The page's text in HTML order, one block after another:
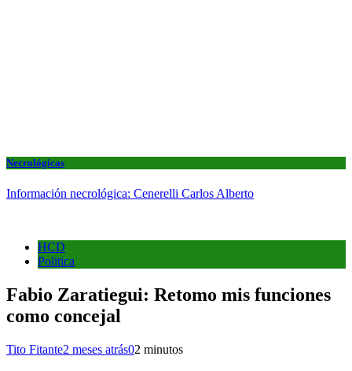
Necrológicas
Información necrológica: Cenerelli Carlos Alberto
HCD
Politica
Fabio Zaratiegui: Retomo mis funciones
como concejal
Tito Fitante2 meses atrás02 minutos